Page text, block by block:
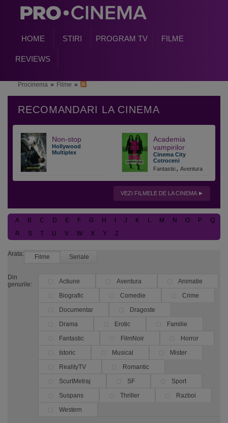
HOME STIRI PROGRAM TV FILME
REVIEWS
Procinema » Filme »
Non-stop
Hollywood
Multiplex
Academia
vampirilor
Cinema City
Cotroceni
Fantastic, Aventura
VEZI FILMELE DE LA CINEMA
A B C D E F G H J K L M N O P
Q
R
S T U V W X Y Z
Arata: Filme Seriale
Din
genurile:
Actiune Aventura
Animatie
Biografic
Comedie
Crime
Documentar
Dragoste
Drama
Erotic
Familie
Fantastic
FilmNoir
Horror
Istoric
Musical
Mister
RealityTV
Romantic
ScurtMetraj
SF
Sport
Suspans
Thriller
Razboi
Western